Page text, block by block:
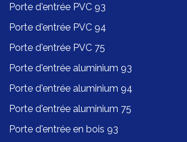
Porte d'entrée PVC 93
Porte d'entrée PVC 94
Porte d'entrée PVC 75
Porte d'entrée aluminium 93
Porte d'entrée aluminium 94
Porte d'entrée aluminium 75
Porte d'entrée en bois 93